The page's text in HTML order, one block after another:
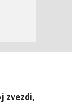
zvezdi,